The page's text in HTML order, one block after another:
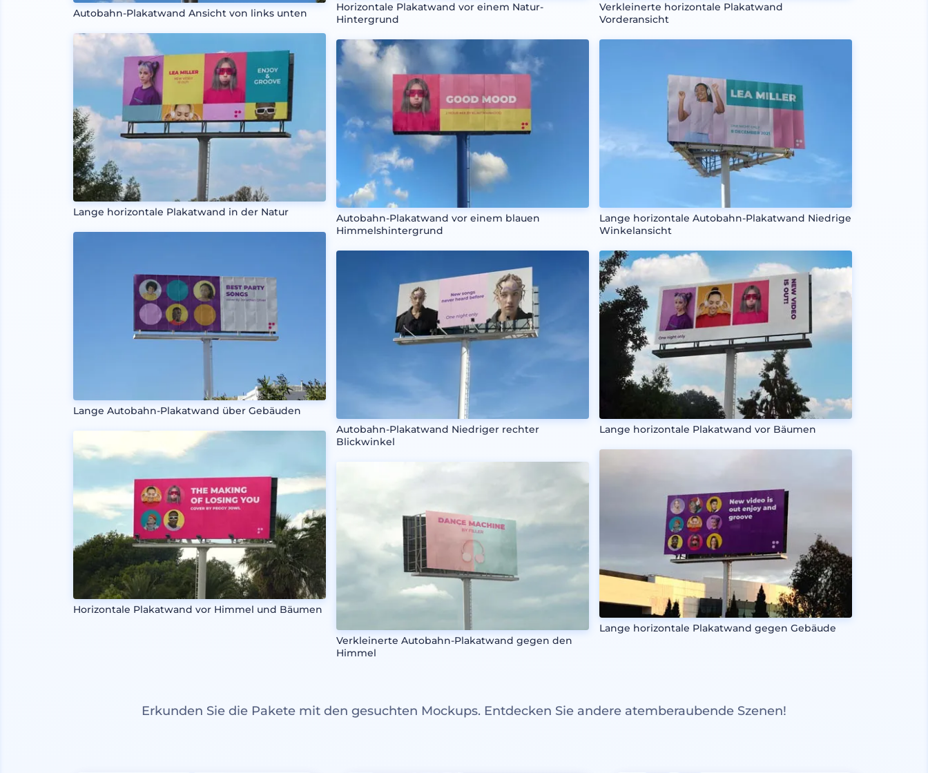
Autobahn-Plakatwand Ansicht von links unten
Lange horizontale Plakatwand in der Natur
Lange Autobahn-Plakatwand über Gebäuden
Horizontale Plakatwand vor Himmel und Bäumen
Horizontale Plakatwand vor einem Natur-
Hintergrund
Autobahn-Plakatwand vor einem blauen
Himmelshintergrund
Autobahn-Plakatwand Niedriger rechter
Blickwinkel
Verkleinerte Autobahn-Plakatwand gegen den
Himmel
Verkleinerte horizontale Plakatwand
Vorderansicht
Lange horizontale Autobahn-Plakatwand Niedrige
Winkelansicht
Lange horizontale Plakatwand vor Bäumen
Lange horizontale Plakatwand gegen Gebäude
Erkunden Sie die Pakete mit den gesuchten Mockups. Entdecken Sie andere atemberaubende Szenen!